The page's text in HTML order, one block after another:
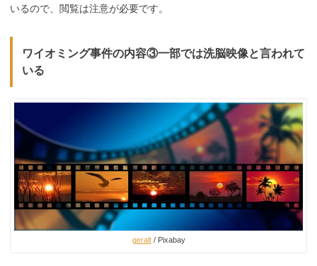
いるので、閲覧は注意が必要です。
ワイオミング事件の内容③一部では洗脳映像と言われて
いる
geralt/ Pixabay